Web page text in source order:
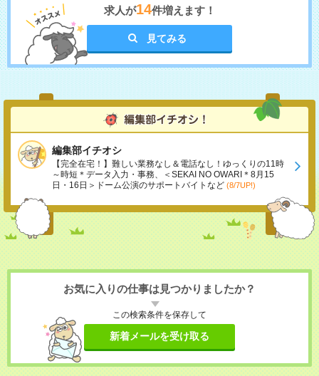
求人が14件増えます！
見てみる
編集部イチオシ
【完全在宅！】難しい業務なし＆電話なし！ゆっくりの11時
～時短＊データ入力・事務、＜SEKAI NO OWARI＊8月15
日・16日＞ドーム公演のサポートバイトなど (8/7UP!)
お気に入りの仕事は見つかりましたか？
この検索条件を保存して
新着メールを受け取る